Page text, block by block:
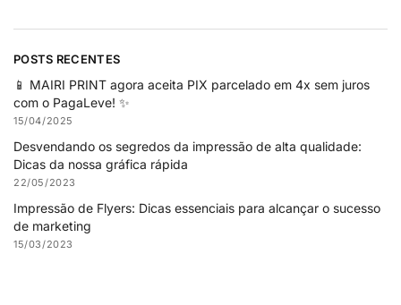
POSTS RECENTES
📱 MAIRI PRINT agora aceita PIX parcelado em 4x sem juros
com o PagaLeve! ✨
15/04/2025
Desvendando os segredos da impressão de alta qualidade:
Dicas da nossa gráfica rápida
22/05/2023
Impressão de Flyers: Dicas essenciais para alcançar o sucesso
de marketing
15/03/2023